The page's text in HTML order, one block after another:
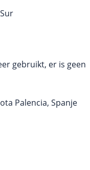
gebruikt, er is geen
Palencia, Spanje